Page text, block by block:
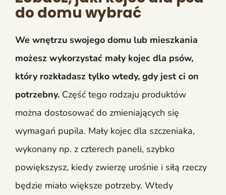
do domu wybrać
We wnętrzu swojego domu lub mieszkania
możesz wykorzystać mały kojec dla psów,
który rozkładasz tylko wtedy, gdy jest ci on
potrzebny. Część tego rodzaju produktów
można dostosować do zmieniających się
wymagań pupila. Mały kojec dla szczeniaka,
wykonany np. z czterech paneli, szybko
powiększysz, kiedy zwierzę urośnie i siłą rzeczy
będzie miało większe potrzeby. Wtedy